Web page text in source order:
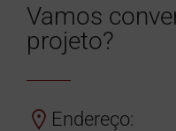
Vamos
projeto?
Endereço: